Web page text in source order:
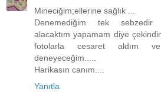
Mineciğim;ellerine sağlık ...
Denemediğim tek sebzedir
alacaktım yapamam diye
fotolarla cesaret aldım
deneyeceğim.....
Harikasın canım....
Yanıtla